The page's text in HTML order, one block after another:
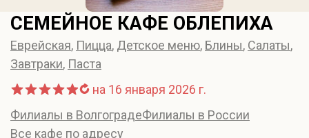
СЕМЕЙНОЕ КАФЕ ОБЛЕПИХА
Еврейская, Пицца, Детское меню, Блины, Салаты,
Завтраки, Паста
на 16 января 2026 г.
Филиалы в ВолгоградеФилиалы в России
Все кафе по адресу